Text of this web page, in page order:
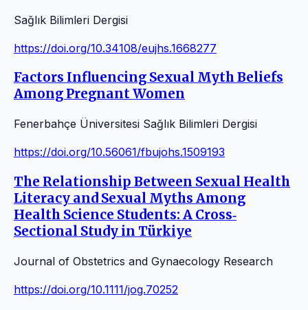
Sağlık Bilimleri Dergisi
https://doi.org/10.34108/eujhs.1668277
Factors Influencing Sexual Myth Beliefs
Among Pregnant Women
Fenerbahçe Üniversitesi Sağlık Bilimleri Dergisi
https://doi.org/10.56061/fbujohs.1509193
The Relationship Between Sexual Health
Literacy and Sexual Myths Among
Health Science Students: A Cross‐
Sectional Study in Türkiye
Journal of Obstetrics and Gynaecology Research
https://doi.org/10.1111/jog.70252